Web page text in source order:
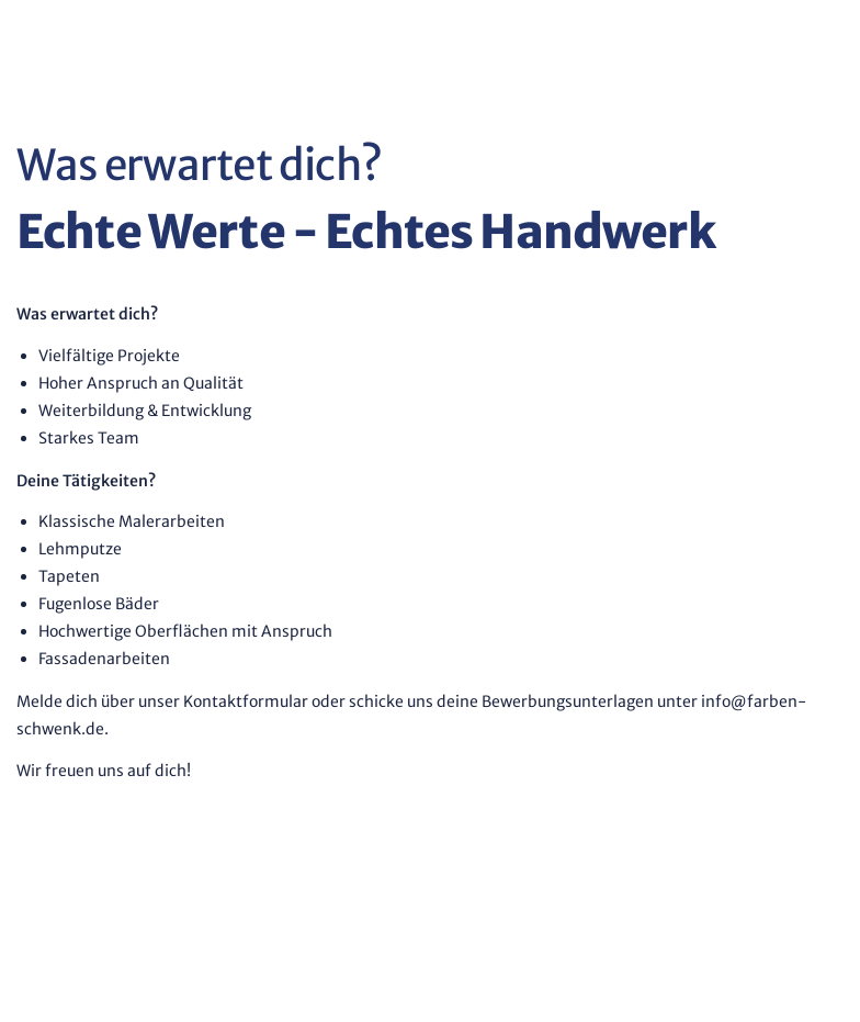
Was erwartet dich?
Echte Werte - Echtes Handwerk
Was erwartet dich?
Vielfältige Projekte
Hoher Anspruch an Qualität
Weiterbildung & Entwicklung
Starkes Team
Deine Tätigkeiten?
Klassische Malerarbeiten
Lehmputze
Tapeten
Fugenlose Bäder
Hochwertige Oberflächen mit Anspruch
Fassadenarbeiten
Melde dich über unser Kontaktformular oder schicke uns deine Bewerbungsunterlagen unter info@farben-
schwenk.de.
Wir freuen uns auf dich!